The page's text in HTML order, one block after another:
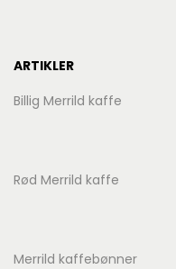
ARTIKLER
Billig Merrild kaffe
Rød Merrild kaffe
Merrild kaffebønner